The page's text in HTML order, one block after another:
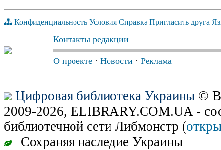
Конфиденциальность Условия Справка Пригласить друга
Контакты редакции
О проекте · Новости · Реклама
Цифровая библиотека Украины ©
2009-2026, ELIBRARY.COM.UA -
библиотечной сети Либмонстр (
Сохраняя наследие Украины